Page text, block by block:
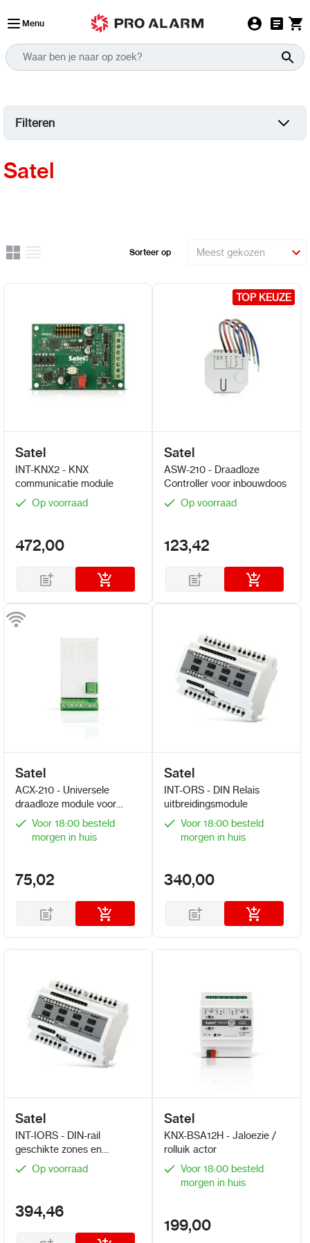
Menu
Filteren
Satel
Uitzicht
Rooster
Lijst Sorteer op
Satel
INT-KNX2 - KNX
communicatie module
Op voorraad
472,00
TOP KEUZE
TOP KEUZE
Satel
ASW-210 - Draadloze
Controller voor inbouwdoos
Op voorraad
123,42
Satel
ACX-210 - Universele
draadloze module voor
bedrade ingangen en
uitgangen
Voor 18:00 besteld
morgen in huis
75,02
Satel
INT-ORS - DIN Relais
uitbreidingsmodule
Voor 18:00 besteld
morgen in huis
340,00
Satel
INT-IORS - DIN-rail
geschikte zones en
uitgangen (8 zones en 8 x
230 VAC relais)
Op voorraad
394,46
Satel
KNX-BSA12H - Jaloezie /
rolluik actor
Voor 18:00 besteld
morgen in huis
199,00